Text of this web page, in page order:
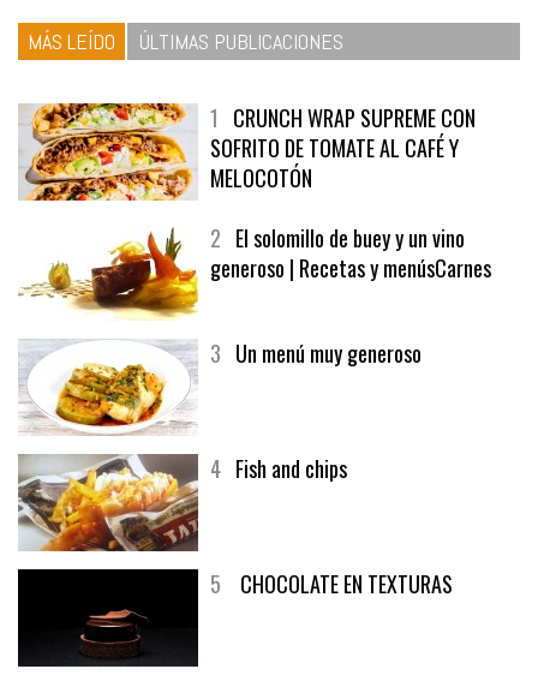
MÁS LEÍDO ÚLTIMAS PUBLICACIONES
1 CRUNCH WRAP SUPREME CON
SOFRITO DE TOMATE AL CAFÉ Y
MELOCOTÓN
2 El solomillo de buey y un vino
generoso | Recetas y menúsCarnes
3 Un menú muy generoso
4 Fish and chips
5 CHOCOLATE EN TEXTURAS